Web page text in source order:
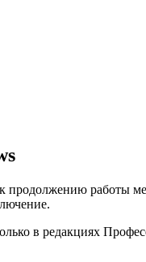
продолжению
в редакциях